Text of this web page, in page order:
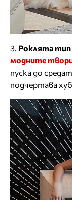
3. Роклята тип
модните
пуска до
подчертава